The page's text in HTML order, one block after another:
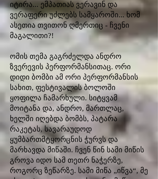
იტირა... ემპათიას ვერავინ და
ვერაფერი უძლებს სამყაროში... ხომ
ასეთია თვითონ ღმერთიც - ჩვენი
მაგალითი?!
ომის თემა გაგრძელდა ანდრო
ზვერევის პერფორმანსითაც. ორი
დიდი ბომბი ამ ორი პერფორმანსის
სახით, ფესტივალის ბოლოში
ყოფილა ჩამარხული. სიტყვამ
მოიტანა და, ანდრო, მართლაც,
ხელში იღებდა ბომბს, პატარა
რაკეტას, სავარაუდოდ
ყუმბართმტყორცნის ჭურვს და
მარხავდა მიწაში. ჩვენ წინ სამი მიწის
გროვა იდო სამ თეთრ ნაჭერზე,
როგორც ზეწარზე. სამი მიწა „იწვა“, მე